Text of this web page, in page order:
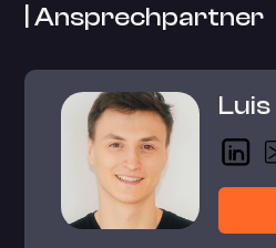
| Ansprechpartner